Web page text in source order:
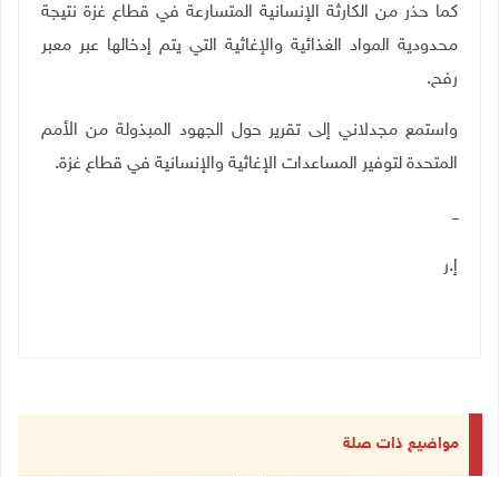
كما حذر من الكارثة الإنسانية المتسارعة في قطاع غزة نتيجة
محدودية المواد الغذائية والإغاثية التي يتم إدخالها عبر معبر
رفح.
واستمع مجدلاني إلى تقرير حول الجهود المبذولة من الأمم
المتحدة لتوفير المساعدات الإغاثية والإنسانية في قطاع غزة.
ــ
إ.ر
مواضيع ذات صلة